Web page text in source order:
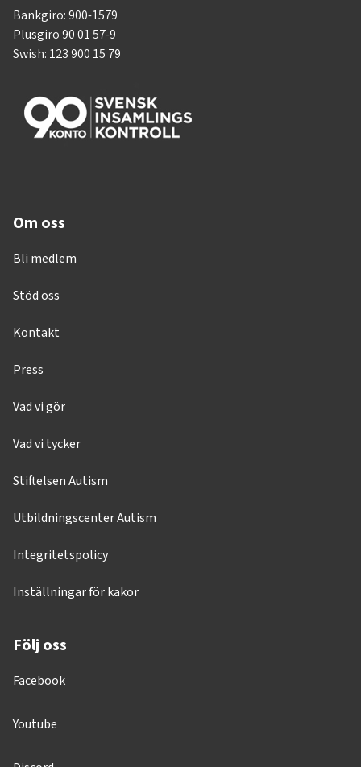
Bankgiro: 900-1579
Plusgiro 90 01 57-9
Swish: 123 900 15 79
Om oss
Bli medlem
Stöd oss
Kontakt
Press
Vad vi gör
Vad vi tycker
Stiftelsen Autism
Utbildningscenter Autism
Integritetspolicy
Inställningar för kakor
Följ oss
Facebook
Youtube